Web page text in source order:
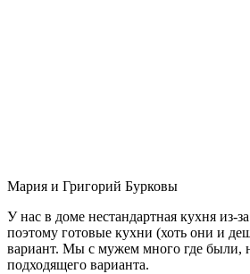
Мария и Григорий Бурковы
У нас в доме нестандартная кухня из-
поэтому готовые кухни (хоть они и
вариант. Мы с мужем много где были,
подходящего варианта.